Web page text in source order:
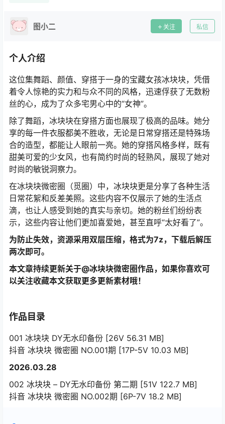
图小二 关注 私信
个人介绍
这位集舞蹈、颜值、穿搭于一身的宝藏女孩冰块块，凭借
着令人惊艳的实力和与众不同的风格，迅速俘获了无数粉
丝的心，成为了众多宅男心中的“女神”。
除了舞蹈，冰块块在穿搭方面也展现了极高的品味。她分
享的每一件衣服都美不胜收，无论是日常穿搭还是特殊场
合的造型，都能让人眼前一亮。她的穿搭风格多样，既有
甜美可爱的少女风，也有简约时尚的轻熟风，展现了她对
时尚的敏锐洞察力。
在冰块块微密圈（觅圈）中，冰块块更是分享了各种生活
日常花絮和反差美照。这些内容不仅展示了她的生活点
滴，也让人感受到她的真实与亲切。她的粉丝们纷纷表
示，这些内容让他们更加喜爱她，甚至直呼“太好看了”。
为防止失效，资源采用双层压缩，格式为7z，下载后解压
两次即可。
本文章持续更新关于@冰块块微密圈作品，如果你喜欢可
以关注收藏本文获取更多更新素材哦！
作品目录
001 冰块块 DY无水印备份 [26V 56.31 MB]
抖音 冰块块 微密圈 NO.001期 [17P-5V 10.03 MB]
2026.03.28
002 冰块块 – DY无水印备份 第二期 [51V 122.7 MB]
抖音 冰块块 微密圈 NO.002期 [6P-7V 18.2 MB]